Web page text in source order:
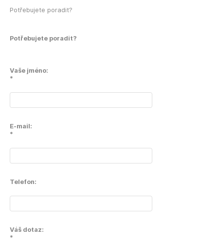
Potřebujete poradit?
Potřebujete poradit?
Vaše jméno:
*
E-mail:
*
Telefon:
Váš dotaz:
*